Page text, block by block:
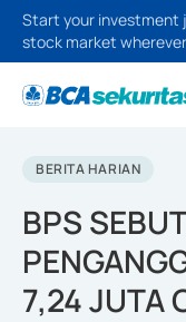
Start your investment
stock market
BERITA HARIAN
BPS
7,24 JUTA